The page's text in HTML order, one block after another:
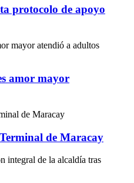
protocolo de apoyo
amor mayor
de Maracay